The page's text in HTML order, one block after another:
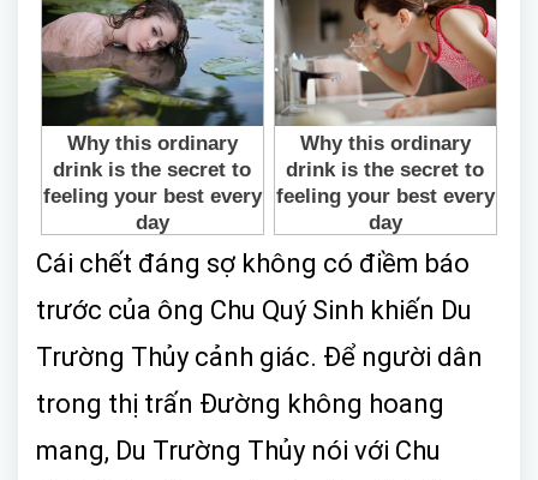
Cái chết đáng sợ không có điềm báo
trước của ông Chu Quý Sinh khiến Du
Trường Thủy cảnh giác. Để người dân
trong thị trấn Đường không hoang
mang, Du Trường Thủy nói với Chu